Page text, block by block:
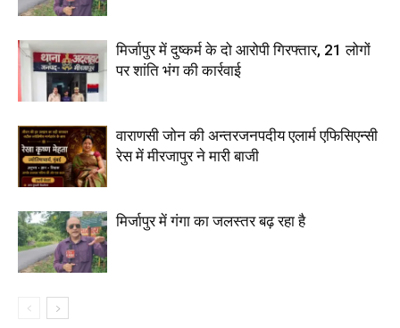
मिर्जापुर में दुष्कर्म के दो आरोपी गिरफ्तार, 21 लोगों
पर शांति भंग की कार्रवाई
वाराणसी जोन की अन्तरजनपदीय एलार्म एफिसिएन्सी
रेस में मीरजापुर ने मारी बाजी
मिर्जापुर में गंगा का जलस्तर बढ़ रहा है